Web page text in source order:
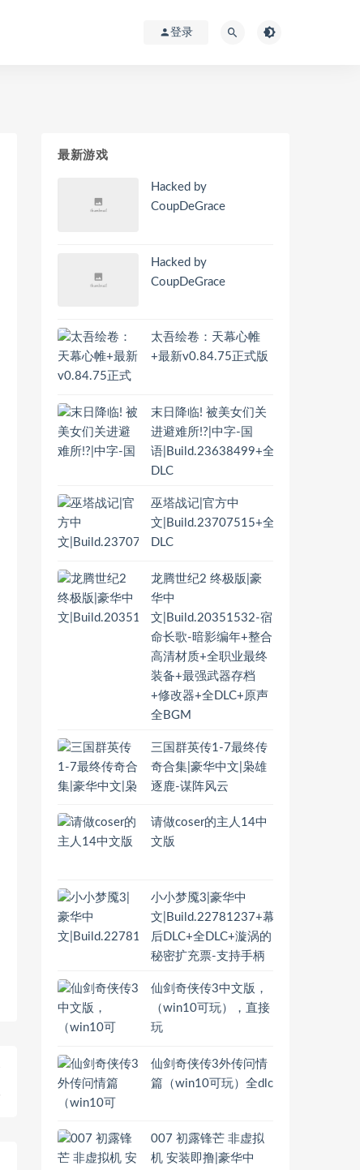
登录
最新游戏
Hacked by
CoupDeGrace
Hacked by
CoupDeGrace
太吾绘卷：天幕心帷
+最新v0.84.75正式版
末日降临! 被美女们关
进避难所!?|中字-国
语|Build.23638499+全
DLC
巫塔战记|官方中
文|Build.23707515+全
DLC
龙腾世纪2 终极版|豪
华中
文|Build.20351532-宿
命长歌-暗影编年+整合
高清材质+全职业最终
装备+最强武器存档
+修改器+全DLC+原声
全BGM
三国群英传1-7最终传
奇合集|豪华中文|枭雄
逐鹿-谋阵风云
请做coser的主人14中
文版
小小梦魇3|豪华中
文|Build.22781237+幕
后DLC+全DLC+漩涡的
秘密扩充票-支持手柄
仙剑奇侠传3中文版，
（win10可玩），直接
玩
仙剑奇侠传3外传问情
篇（win10可玩）全dlc
007 初露锋芒 非虚拟
机 安装即撸|豪华中